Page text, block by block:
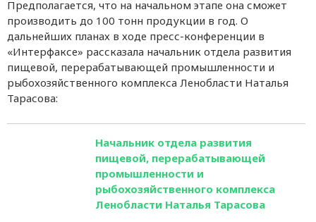
Предполагается, что на начальном этапе она сможет
производить до 100 тонн продукции в год. О
дальнейших планах в ходе пресс-конференции в
«Интерфаксе» рассказала начальник отдела развития
пищевой, перерабатывающей промышленности и
рыбохозяйственного комплекса Ленобласти Наталья
Тарасова:
Начальник отдела развития
пищевой, перерабатывающей
промышленности и
рыбохозяйственного комплекса
Ленобласти Наталья Тарасова